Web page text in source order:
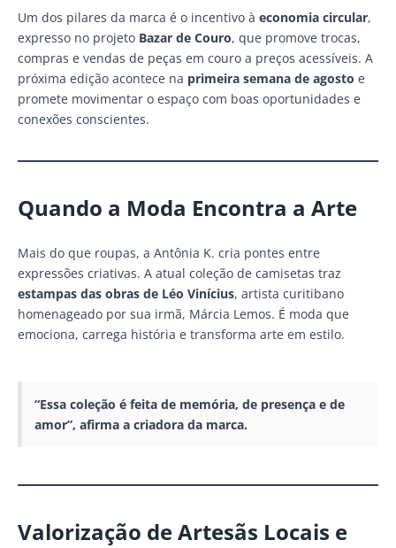
Um dos pilares da marca é o incentivo à economia circular,
expresso no projeto Bazar de Couro, que promove trocas,
compras e vendas de peças em couro a preços acessíveis. A
próxima edição acontece na primeira semana de agosto e
promete movimentar o espaço com boas oportunidades e
conexões conscientes.
Quando a Moda Encontra a Arte
Mais do que roupas, a Antônia K. cria pontes entre
expressões criativas. A atual coleção de camisetas traz
estampas das obras de Léo Vinícius, artista curitibano
homenageado por sua irmã, Márcia Lemos. É moda que
emociona, carrega história e transforma arte em estilo.
“Essa coleção é feita de memória, de presença e de
amor”, afirma a criadora da marca.
Valorização de Artesãs Locais e